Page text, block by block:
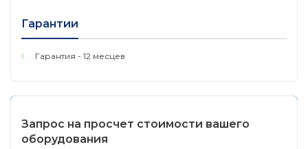
Стандарты и протоколы
Ethernet
Гарантии
Гарантия - 12 месцев
Запрос на просчет стоимости вашего
оборудования